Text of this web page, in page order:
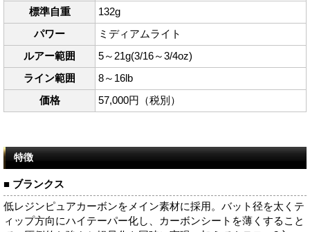
標準自重
132g
パワー
ミディアムライト
ルアー範囲
5～21g(3/16～3/4oz)
ライン範囲
8～16lb
価格
57,000円（税別）
特徴
■ ブランクス
低レジンピュアカーボンをメイン素材に採用。バット径を太くテ
ィップ方向にハイテーパー化し、カーボンシートを薄くすること